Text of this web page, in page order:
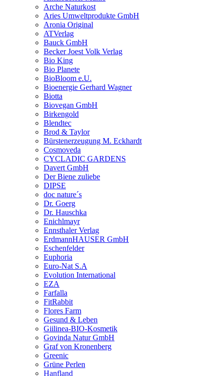
Arche Naturkost
Aries Umweltprodukte GmbH
Aronia Original
ATVerlag
Bauck GmbH
Becker Joest Volk Verlag
Bio King
Bio Planete
BioBloom e.U.
Bioenergie Gerhard Wagner
Biotta
Biovegan GmbH
Birkengold
Blendtec
Brod & Taylor
Bürstenerzeugung M. Eckhardt
Cosmoveda
CYCLADIC GARDENS
Davert GmbH
Der Biene zuliebe
DIPSE
doc nature´s
Dr. Goerg
Dr. Hauschka
Enichlmayr
Ennsthaler Verlag
ErdmannHAUSER GmbH
Eschenfelder
Euphoria
Euro-Nat S.A
Evolution International
EZA
Farfalla
FitRabbit
Flores Farm
Gesund & Leben
Giilinea-BIO-Kosmetik
Govinda Natur GmbH
Graf von Kronenberg
Greenic
Grüne Perlen
Hanfland